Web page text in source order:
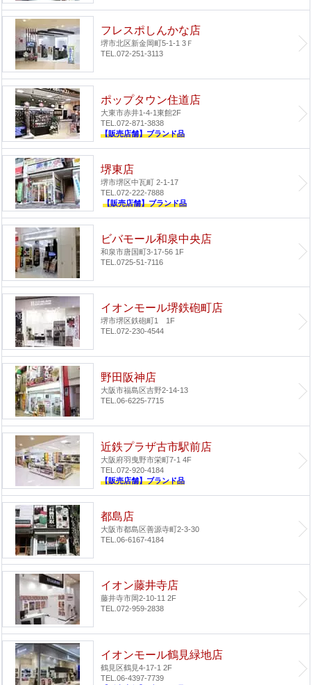
フレスポしんかな店
堺市北区新金岡町5-1-1 3Ｆ
TEL.072-251-3113
ポップタウン住道店
大東市赤井1-4-1東館2F
TEL.072-871-3838
【販売店舗】ブランド品
堺東店
堺市堺区中瓦町 2-1-17
TEL.072-222-7888
【販売店舗】ブランド品
ビバモール和泉中央店
和泉市唐国町3-17-56 1F
TEL.0725-51-7116
イオンモール堺鉄砲町店
堺市堺区鉄砲町1 1F
TEL.072-230-4544
野田阪神店
大阪市福島区吉野2-14-13
TEL.06-6225-7715
近鉄プラザ古市駅前店
大阪府羽曳野市栄町7-1 4F
TEL.072-920-4184
【販売店舗】ブランド品
都島店
大阪市都島区善源寺町2-3-30
TEL.06-6167-4184
イオン藤井寺店
藤井寺市岡2-10-11 2F
TEL.072-959-2838
イオンモール鶴見緑地店
鶴見区鶴見4-17-1 2F
TEL.06-4397-7739